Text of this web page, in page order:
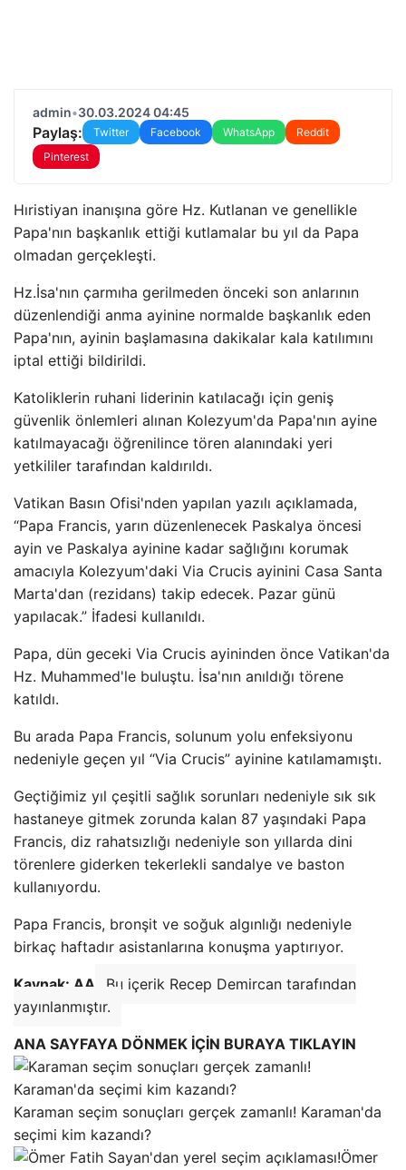
admin•30.03.2024 04:45
Paylaş: Twitter Facebook WhatsApp
Reddit
Pinterest
Hıristiyan inanışına göre Hz. Kutlanan ve genellikle
Papa'nın başkanlık ettiği kutlamalar bu yıl da Papa
olmadan gerçekleşti.
Hz.İsa'nın çarmıha gerilmeden önceki son anlarının
düzenlendiği anma ayinine normalde başkanlık eden
Papa'nın, ayinin başlamasına dakikalar kala katılımını
iptal ettiği bildirildi.
Katoliklerin ruhani liderinin katılacağı için geniş
güvenlik önlemleri alınan Kolezyum'da Papa'nın ayine
katılmayacağı öğrenilince tören alanındaki yeri
yetkililer tarafından kaldırıldı.
Vatikan Basın Ofisi'nden yapılan yazılı açıklamada,
“Papa Francis, yarın düzenlenecek Paskalya öncesi
ayin ve Paskalya ayinine kadar sağlığını korumak
amacıyla Kolezyum'daki Via Crucis ayinini Casa Santa
Marta'dan (rezidans) takip edecek. Pazar günü
yapılacak.” İfadesi kullanıldı.
Papa, dün geceki Via Crucis ayininden önce Vatikan'da
Hz. Muhammed'le buluştu. İsa'nın anıldığı törene
katıldı.
Bu arada Papa Francis, solunum yolu enfeksiyonu
nedeniyle geçen yıl “Via Crucis” ayinine katılamamıştı.
Geçtiğimiz yıl çeşitli sağlık sorunları nedeniyle sık sık
hastaneye gitmek zorunda kalan 87 yaşındaki Papa
Francis, diz rahatsızlığı nedeniyle son yıllarda dini
törenlere giderken tekerlekli sandalye ve baston
kullanıyordu.
Papa Francis, bronşit ve soğuk algınlığı nedeniyle
birkaç haftadır asistanlarına konuşma yaptırıyor.
Kaynak: AA
Bu içerik Recep Demircan tarafından
yayınlanmıştır.
ANA SAYFAYA DÖNMEK İÇİN BURAYA TIKLAYIN
Karaman seçim sonuçları gerçek zamanlı! Karaman'da
seçimi kim kazandı?
Ömer